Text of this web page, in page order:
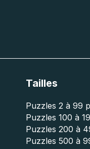
Tailles
Puzzles 2 à 99
Puzzles 100 à
Puzzles 200 à
Puzzles 500 à